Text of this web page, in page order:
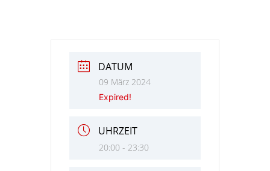
DATUM
09 März 2024
Expired!
UHRZEIT
20:00 - 23:30